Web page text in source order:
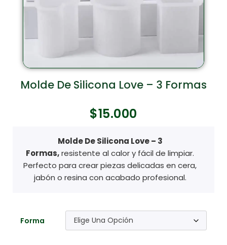
Molde De Silicona Love – 3 Formas
$15.000
Molde De Silicona Love – 3
Formas,resistente al calor y fácil de limpiar.
Perfecto para crear piezas delicadas en cera,
jabón o resina con acabado profesional.
Forma